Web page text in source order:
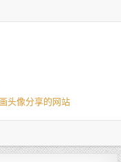
头像分享的网站